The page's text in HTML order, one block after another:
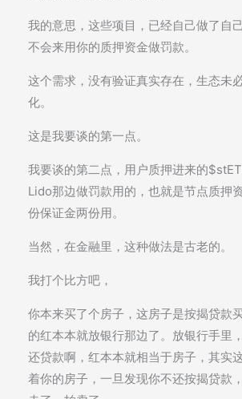
我的意思，这些项目，已经自己做了自
不会来用你的质押资金做罚款。
这个需求，没有验证真实存在，生态未
化。
这是我要谈的第一点。
我要谈的第二点，用户质押进来的
Lido那边做罚款用的，也就是节点质押
份保证金两份用。
当然，在金融里，这种做法是古老的。
我打个比方吧，
你本来买了个房子，这房子是按揭贷款
的红本本就放银行那边了。放银行手里
还贷款啊，红本本就相当于房子，其实
着你的房子，一旦发现你不还按揭贷款